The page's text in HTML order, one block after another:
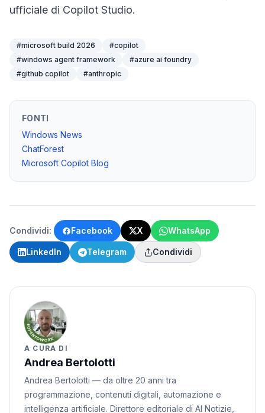
ufficiale di Copilot Studio.
#microsoft build 2026 #copilot
#windows agent framework #azure ai foundry
#github copilot #anthropic
FONTI
Windows News
ChatForest
Microsoft Copilot Blog
Condividi: Facebook X WhatsApp
LinkedIn Telegram Condividi
A CURA DI
Andrea Bertolotti
Andrea Bertolotti — da oltre 20 anni tra
programmazione, contenuti digitali, automazione e
intelligenza artificiale. Direttore editoriale di AI Notizie,